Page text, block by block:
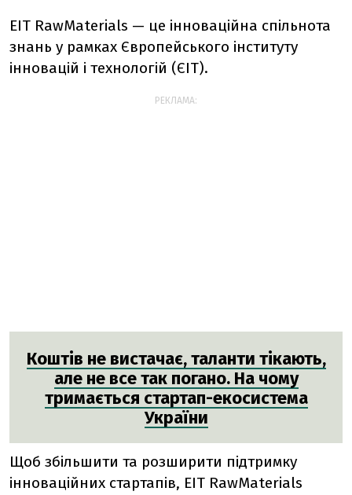
EIT RawMaterials — це інноваційна спільнота
знань у рамках Європейського інституту
інновацій і технологій (ЄIT).
РЕКЛАМА:
Коштів не вистачає, таланти тікають,
але не все так погано. На чому
тримається стартап-екосистема
України
Щоб збільшити та розширити підтримку
інноваційних стартапів, EIT RawMaterials